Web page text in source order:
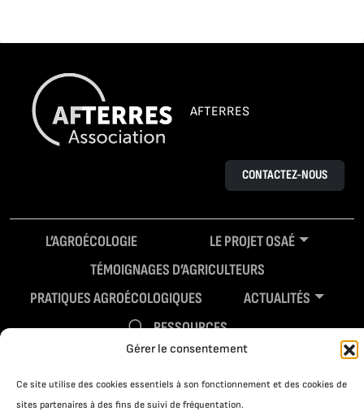
Gérer le consentement
Ce site utilise des cookies essentiels à son fonctionnement et des cookies de
sites partenaires à des fins de suivi de fréquentation.
AFTERRES
CONTACTEZ-NOUS
L’AGROÉCOLOGIE
LE PROJET OSAÉ
TÉMOIGNAGES D’AGRICULTEURS
PRATIQUES AGROÉCOLOGIQUES
ACTUALITÉS
RESSOURCES